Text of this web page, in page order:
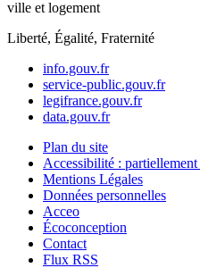
ville et logement
Liberté, Égalité, Fraternité
info.gouv.fr
service-public.gouv.fr
legifrance.gouv.fr
data.gouv.fr
Plan du site
Accessibilité :
Mentions Légales
Données personnelles
Acceo
Écoconception
Contact
Flux RSS